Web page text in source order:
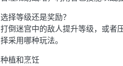
选择等级还是奖励？
打倒迷宫中的敌人提升等级，或者
择采用哪种玩法。
种植和烹饪